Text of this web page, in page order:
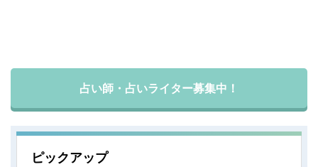
占い師・占いライター募集中！
ピックアップ